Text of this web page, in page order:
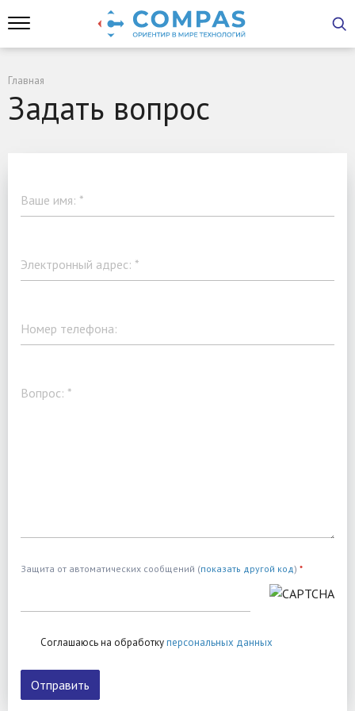
Главная
Задать вопрос
Ваше имя: *
Электронный адрес: *
Номер телефона:
Вопрос: *
Защита от автоматических сообщений (показать другой код) *
Соглашаюсь на обработкуперсональных данных